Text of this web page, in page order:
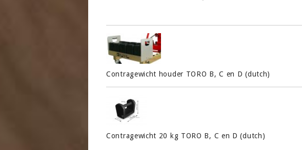
Contragewicht houder TORO B, C en D (dutch)
Contragewicht 20 kg TORO B, C en D (dutch)